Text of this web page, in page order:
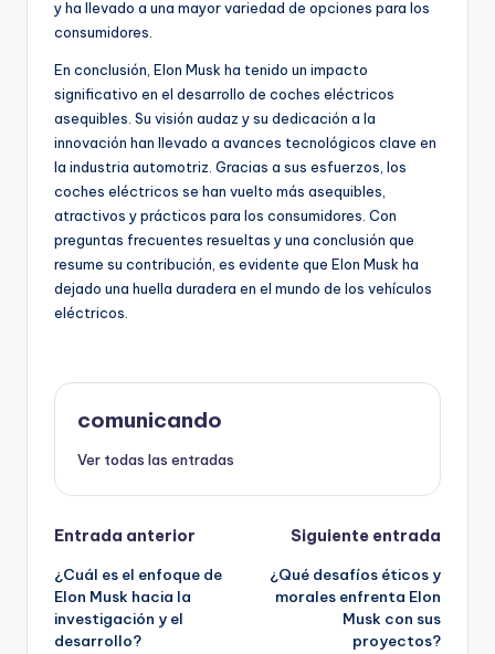
y ha llevado a una mayor variedad de opciones para los
consumidores.
En conclusión, Elon Musk ha tenido un impacto
significativo en el desarrollo de coches eléctricos
asequibles. Su visión audaz y su dedicación a la
innovación han llevado a avances tecnológicos clave en
la industria automotriz. Gracias a sus esfuerzos, los
coches eléctricos se han vuelto más asequibles,
atractivos y prácticos para los consumidores. Con
preguntas frecuentes resueltas y una conclusión que
resume su contribución, es evidente que Elon Musk ha
dejado una huella duradera en el mundo de los vehículos
eléctricos.
comunicando
Ver todas las entradas
Navegación
de
entradas
Entrada anterior
¿Cuál es el enfoque de
Elon Musk hacia la
investigación y el
desarrollo?
Siguiente entrada
¿Qué desafíos éticos y
morales enfrenta Elon
Musk con sus
proyectos?